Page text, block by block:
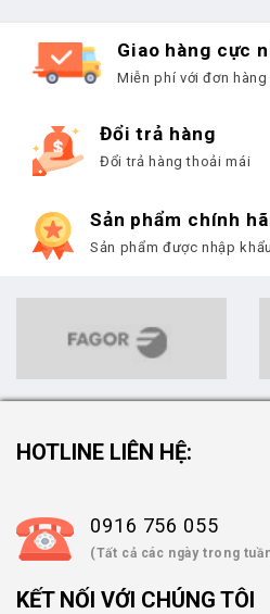
Giao hàng cực
Miễn phí với đơn
Đổi trả hàng
Đổi trả hàng thoải mái
Sản phẩm chính
Sản phẩm được nhập
HOTLINE LIÊN HỆ:
0916 756 055
(Tất cả các ngày trong
KẾT NỐI VỚI CHÚNG TÔI